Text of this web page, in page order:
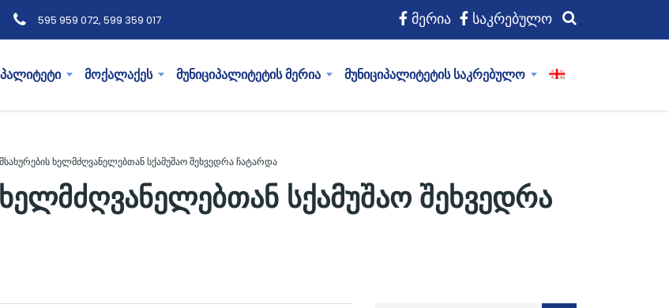
595 959 072, 599 359 017 მერია საკრებულო
მოქალაქეს მუნიციპალიტეტის მერია მუნიციპალიტეტის საკრებულო
ხელმძღვანელებთან სქამუშაო შეხვედრა ჩატარდა
სქამუშაო შეხვედრა